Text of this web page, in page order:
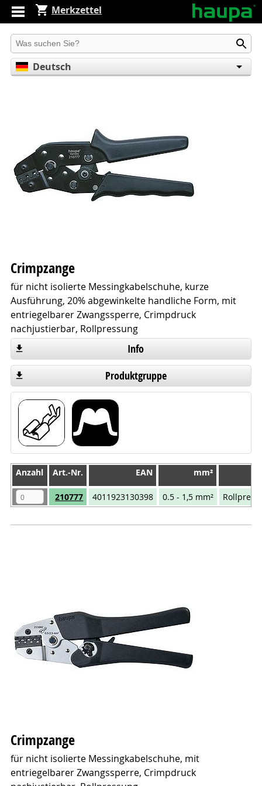
Merkzettel
Produkt suchen
Deutsch
Crimpzange
für nicht isolierte Messingkabelschuhe, kurze
Ausführung, 20% abgewinkelte handliche Form, mit
entriegelbarer Zwangssperre, Crimpdruck
nachjustierbar, Rollpressung
Info
Produktgruppe
Anzahl Art.-Nr. EAN
mm²
Anzahl
Art.-Nr. EAN mm²
210777 4011923130398 0.5 - 1,5 mm²
Anzahl
Crimpzange
für nicht isolierte Messingkabelschuhe, mit
entriegelbarer Zwangssperre, Crimpdruck